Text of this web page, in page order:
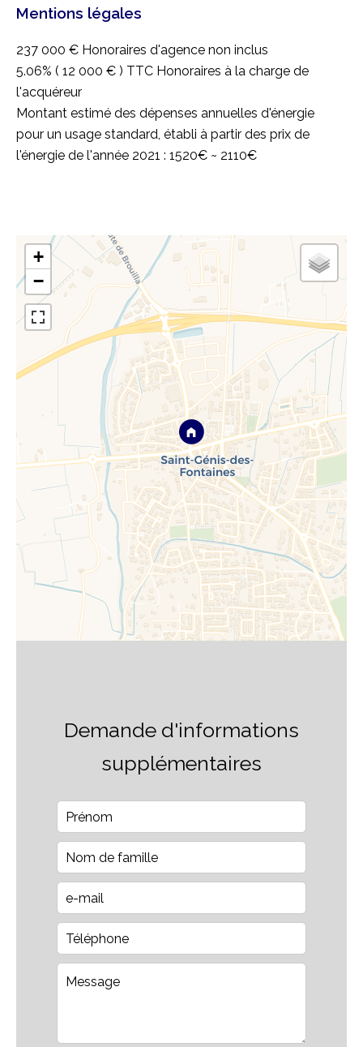
Mentions légales
237 000 € Honoraires d'agence non inclus
5.06% ( 12 000 € ) TTC Honoraires à la charge de
l'acquéreur
Montant estimé des dépenses annuelles d'énergie
pour un usage standard, établi à partir des prix de
l'énergie de l'année 2021 : 1520€ ~ 2110€
+
−
Demande d'informations
supplémentaires